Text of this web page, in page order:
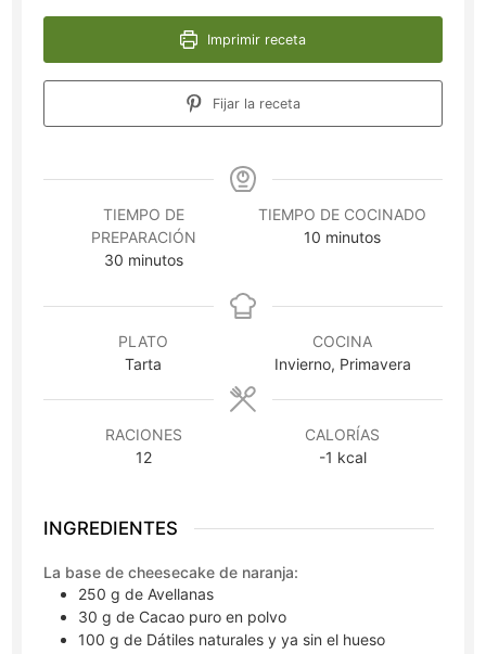
Imprimir receta
Fijar la receta
TIEMPO DE
PREPARACIÓN
30minutos
minutos
TIEMPO DE COCINADO
10 minutos
minutos
PLATO
Tarta
COCINA
Invierno, Primavera
RACIONES
12
CALORÍAS
-1 kcal
INGREDIENTES
La base de cheesecake de naranja:
250 g de Avellanas
30 g de Cacao puro en polvo
100 g de Dátiles naturales y ya sin el hueso